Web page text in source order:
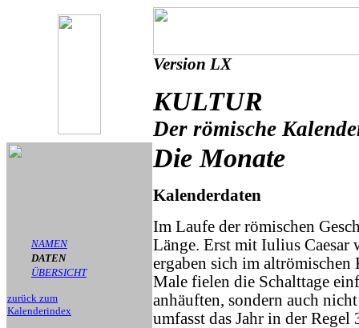
Version LX
KULTUR
Der römische
NAMEN
DATEN
ÜBERSICHT
zurück zum
Kalenderindex
Die Monate
Kalenderdaten
Im Laufe der römischen
Länge. Erst mit Iulius Caesar
ergaben sich im
Male fielen die Schalttage
anhäuften, sondern auch
umfasst das Jahr in der